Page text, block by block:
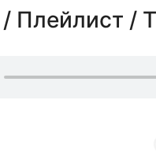
Плейлист /